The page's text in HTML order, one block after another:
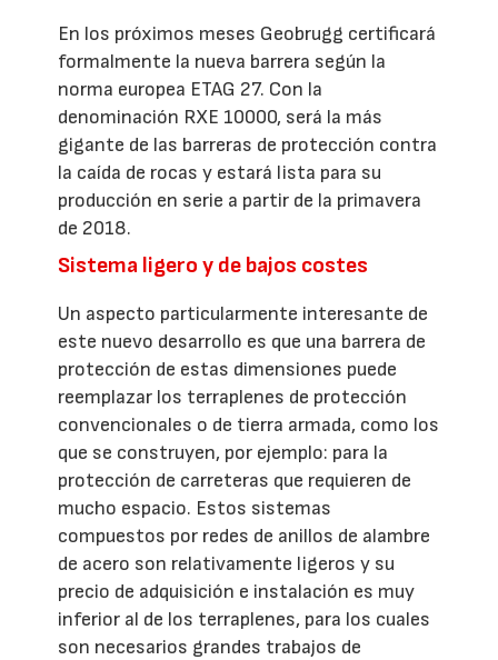
En los próximos meses Geobrugg certificará
formalmente la nueva barrera según la
norma europea ETAG 27. Con la
denominación RXE 10000, será la más
gigante de las barreras de protección contra
la caída de rocas y estará lista para su
producción en serie a partir de la primavera
de 2018.
Sistema ligero y de bajos costes
Un aspecto particularmente interesante de
este nuevo desarrollo es que una barrera de
protección de estas dimensiones puede
reemplazar los terraplenes de protección
convencionales o de tierra armada, como los
que se construyen, por ejemplo: para la
protección de carreteras que requieren de
mucho espacio. Estos sistemas
compuestos por redes de anillos de alambre
de acero son relativamente ligeros y su
precio de adquisición e instalación es muy
inferior al de los terraplenes, para los cuales
son necesarios grandes trabajos de